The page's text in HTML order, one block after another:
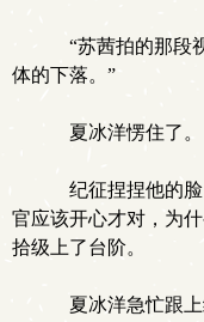
“苏茜拍的那段
体的下落。”
夏冰洋愣住了。
纪征捏捏他的脸
官应该开心才对，为
拾级上了台阶。
夏冰洋急忙跟上